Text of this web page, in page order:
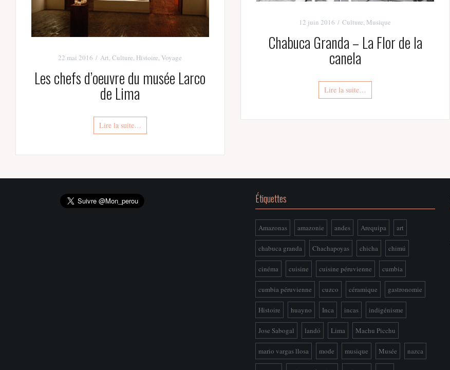
12 juin 2016 Culture, Musique
Chabuca Granda – La Flor de la
canela
Lire la suite…
22 mai 2016 Art,Culture, Histoire,Voyage
Les chefs d’oeuvre du musée Larco
de Lima
Lire la suite…
Étiquettes
Amazonas amazonie andes Arequipa art
chabuca granda Chachapoyas chicha chimú
cinéma cuisine cuisine péruvienne cumbia
cumbia péruvienne cuzco céramique gastronomie
Histoire huayno Inca incas indigénisme
Jose Sabogal landó Lima Machu Picchu
mario vargas llosa mode musique Musée nazca